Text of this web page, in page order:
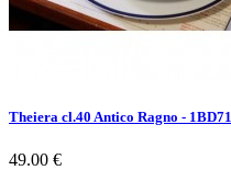
Theiera cl.40 Antico Ragno - 1BD71
49.00 €